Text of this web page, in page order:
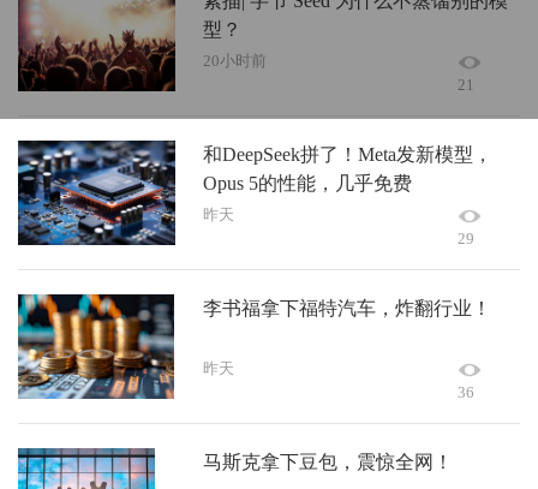
型？
20小时前
21
和DeepSeek拼了！Meta发新模型，
Opus 5的性能，几乎免费
昨天
29
李书福拿下福特汽车，炸翻行业！
昨天
36
马斯克拿下豆包，震惊全网！